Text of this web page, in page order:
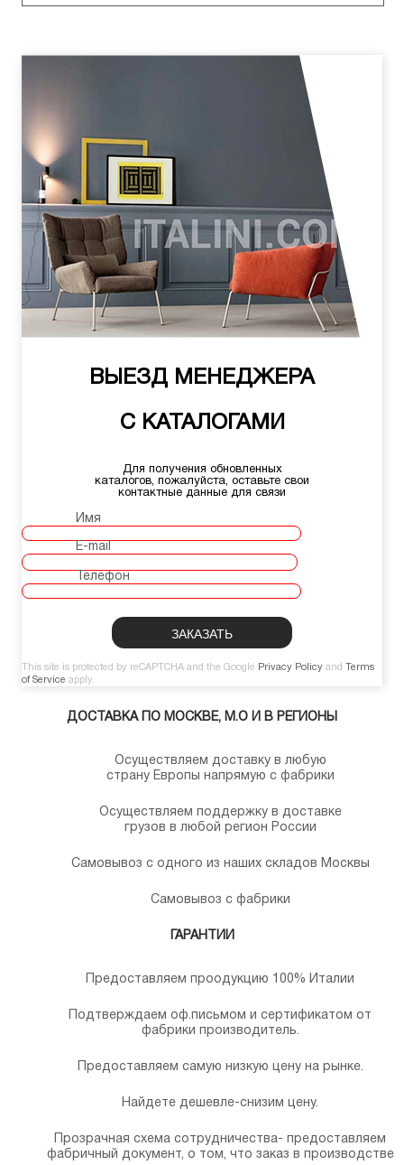
ВЫЕЗД МЕНЕДЖЕРА
С КАТАЛОГАМИ
Для получения обновленных
каталогов, пожалуйста, оставьте свои
контактные данные для связи
Имя
E-mail
Телефон
This site is protected by reCAPTCHA and the Google Privacy Policy and
Terms
of Service apply.
ДОСТАВКА ПО МОСКВЕ, М.О И В РЕГИОНЫ
Осуществляем доставку в любую
страну Европы напрямую с фабрики
Осуществляем поддержку в доставке
грузов в любой регион России
Самовывоз с одного из наших складов Москвы
Самовывоз с фабрики
ГАРАНТИИ
Предоставляем проодукцию 100% Италии
Подтверждаем оф.письмом и сертификатом от
фабрики производитель.
Предоставляем самую низкую цену на рынке.
Найдете дешевле-снизим цену.
Прозрачная схема сотрудничества- предоставляем
фабричный документ, о том, что заказ в производстве